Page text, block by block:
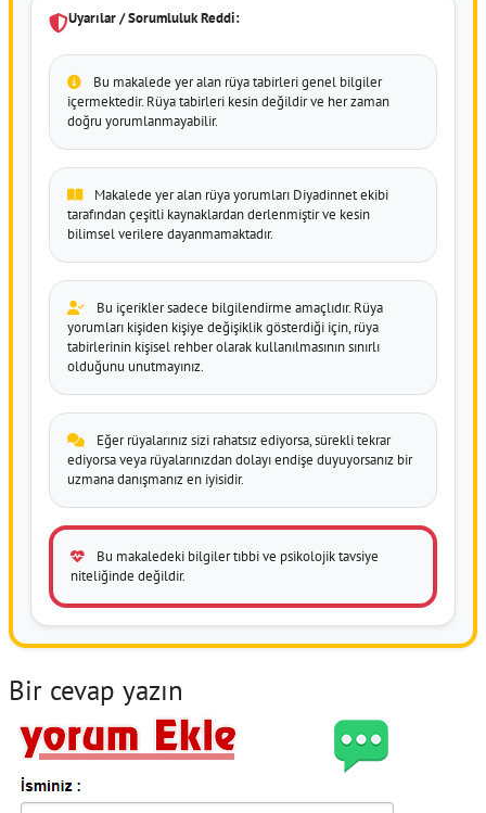
Uyarılar / Sorumluluk Reddi:
Bu makalede yer alan rüya tabirleri genel bilgiler
içermektedir. Rüya tabirleri kesin değildir ve her zaman
doğru yorumlanmayabilir.
Makalede yer alan rüya yorumları Diyadinnet ekibi
tarafından çeşitli kaynaklardan derlenmiştir ve kesin
bilimsel verilere dayanmamaktadır.
Bu içerikler sadece bilgilendirme amaçlıdır. Rüya
yorumları kişiden kişiye değişiklik gösterdiği için, rüya
tabirlerinin kişisel rehber olarak kullanılmasının sınırlı
olduğunu unutmayınız.
Eğer rüyalarınız sizi rahatsız ediyorsa, sürekli tekrar
ediyorsa veya rüyalarınızdan dolayı endişe duyuyorsanız bir
uzmana danışmanız en iyisidir.
Bu makaledeki bilgiler tıbbi ve psikolojik tavsiye
niteliğinde değildir.
Bir cevap yazın